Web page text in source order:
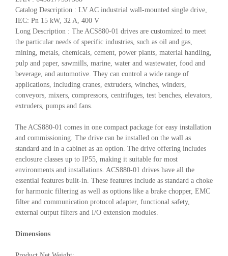
Catalog Description : LV AC industrial wall-mounted single drive,
IEC: Pn 15 kW, 32 A, 400 V
Long Description : The ACS880-01 drives are customized to meet
the particular needs of specific industries, such as oil and gas,
mining, metals, chemicals, cement, power plants, material handling,
pulp and paper, sawmills, marine, water and wastewater, food and
beverage, and automotive. They can control a wide range of
applications, including cranes, extruders, winches, winders,
conveyors, mixers, compressors, centrifuges, test benches, elevators,
extruders, pumps and fans.
The ACS880-01 comes in one compact package for easy installation
and commissioning. The drive can be installed on the wall as
standard and in a cabinet as an option. The drive offering includes
enclosure classes up to IP55, making it suitable for most
environments and installations. ACS880-01 drives have all the
essential features built-in. These features include as standard a choke
for harmonic filtering as well as options like a brake chopper, EMC
filter and communication protocol adapter, functional safety,
external output filters and I/O extension modules.
Dimensions